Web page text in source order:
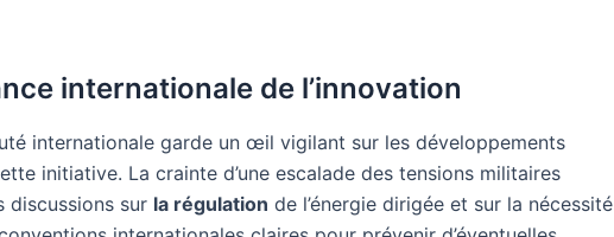
internationale de l’innovation
internationale garde un œil vigilant sur les développements
initiative. La crainte d’une escalade des tensions militaires
discussions sur la régulation de l’énergie dirigée et sur la nécessité